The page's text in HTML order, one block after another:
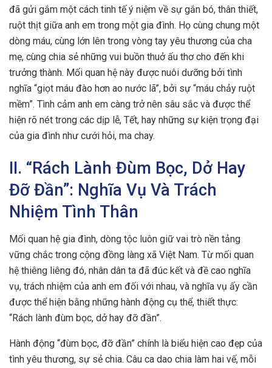
đã gửi gắm một cách tinh tế ý niệm về sự gắn bó, thân thiết,
ruột thịt giữa anh em trong một gia đình. Họ cùng chung một
dòng máu, cùng lớn lên trong vòng tay yêu thương của cha
mẹ, cùng chia sẻ những vui buồn thuở ấu thơ cho đến khi
trưởng thành. Mối quan hệ này được nuôi dưỡng bởi tình
nghĩa “giọt máu đào hơn ao nước lã”, bởi sự “máu chảy ruột
mềm”. Tình cảm anh em càng trở nên sâu sắc và được thể
hiện rõ nét trong các dịp lễ, Tết, hay những sự kiện trọng đại
của gia đình như cưới hỏi, ma chay.
II. “Rách Lành Đùm Bọc, Dở Hay
Đỡ Đần”: Nghĩa Vụ Và Trách
Nhiệm Tình Thân
Mối quan hệ gia đình, dòng tộc luôn giữ vai trò nền tảng
vững chắc trong cộng đồng làng xã Việt Nam. Từ mối quan
hệ thiêng liêng đó, nhân dân ta đã đúc kết và đề cao nghĩa
vụ, trách nhiệm của anh em đối với nhau, và nghĩa vụ ấy cần
được thể hiện bằng những hành động cụ thể, thiết thực:
“Rách lành đùm bọc, dở hay đỡ đần”.
Hành động “đùm bọc, đỡ đần” chính là biểu hiện cao đẹp của
tình yêu thương, sự sẻ chia. Câu ca dao chia làm hai vế, mỗi